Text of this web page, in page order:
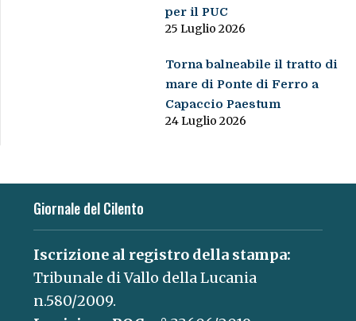
per il PUC
25 Luglio 2026
Torna balneabile il tratto di
mare di Ponte di Ferro a
Capaccio Paestum
24 Luglio 2026
Giornale del Cilento
Iscrizione al registro della stampa:
Tribunale di Vallo della Lucania
n.580/2009.